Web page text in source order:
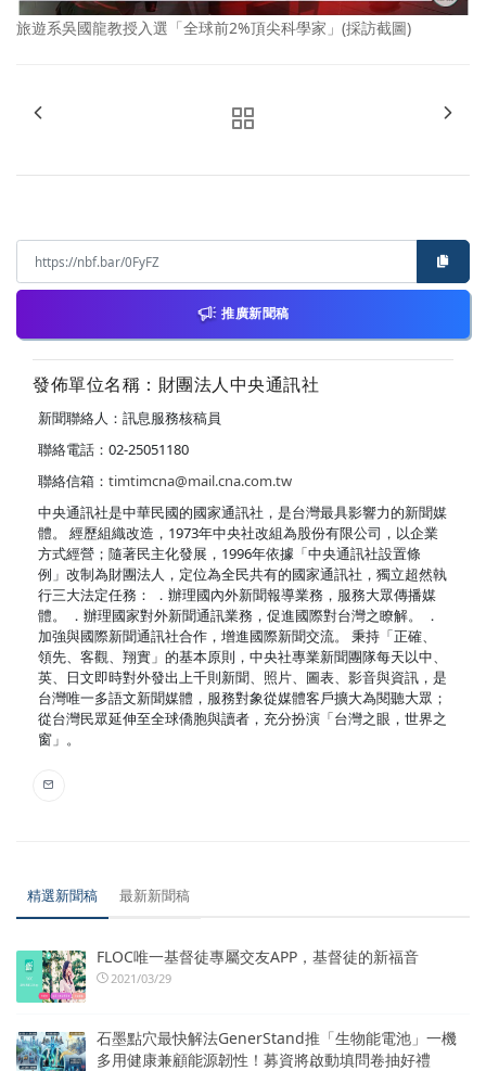
旅遊系吳國龍教授入選「全球前2%頂尖科學家」(採訪截圖)
推廣新聞稿
發佈單位名稱：財團法人中央通訊社
新聞聯絡人：訊息服務核稿員
聯絡電話：02-25051180
聯絡信箱： timtimcna@mail.cna.com.tw
中央通訊社是中華民國的國家通訊社，是台灣最具影響力的新聞媒
體。 經歷組織改造，1973年中央社改組為股份有限公司，以企業
方式經營；隨著民主化發展，1996年依據「中央通訊社設置條
例」改制為財團法人，定位為全民共有的國家通訊社，獨立超然執
行三大法定任務： ．辦理國內外新聞報導業務，服務大眾傳播媒
體。 ．辦理國家對外新聞通訊業務，促進國際對台灣之瞭解。 ．
加強與國際新聞通訊社合作，增進國際新聞交流。 秉持「正確、
領先、客觀、翔實」的基本原則，中央社專業新聞團隊每天以中、
英、日文即時對外發出上千則新聞、照片、圖表、影音與資訊，是
台灣唯一多語文新聞媒體，服務對象從媒體客戶擴大為閱聽大眾；
從台灣民眾延伸至全球僑胞與讀者，充分扮演「台灣之眼，世界之
窗」。
精選新聞稿 最新新聞稿
FLOC唯一基督徒專屬交友APP，基督徒的新福音
2021/03/29
石墨點穴最快解法GenerStand推「生物能電池」一機
多用健康兼顧能源韌性！募資將啟動填問卷抽好禮